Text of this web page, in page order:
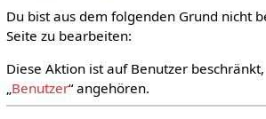
Du bist aus dem folgenden Grund nicht
Seite zu bearbeiten:
Diese Aktion ist auf Benutzer
„Benutzer“ angehören.